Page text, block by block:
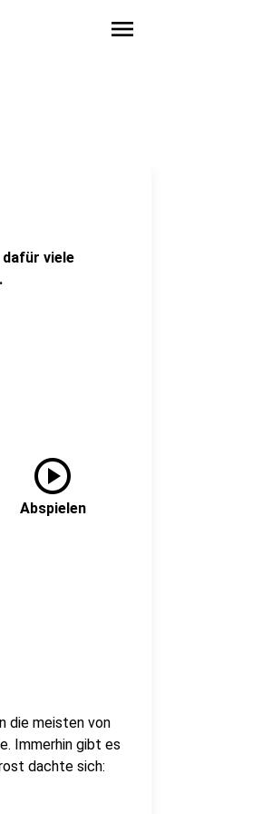
menu
viele
play_circle
Abspielen
die meisten von
Immerhin gibt es
dachte sich: